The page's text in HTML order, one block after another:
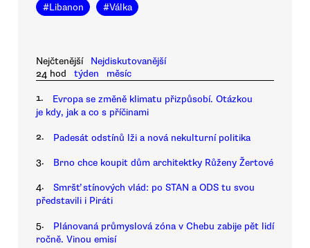
#Libanon #Válka
Nejčtenější
Nejdiskutovanější
24 hod
týden měsíc
1.
Evropa se změně klimatu přizpůsobí. Otázkou
je kdy, jak a co s příčinami
2. Padesát odstínů lži a nová nekulturní politika
3. Brno chce koupit dům architektky Růženy Žertové
4.
Smršť stínových vlád: po STAN a ODS tu svou
představili i Piráti
5.
Plánovaná průmyslová zóna v Chebu zabije pět lidí
ročně. Vinou emisí